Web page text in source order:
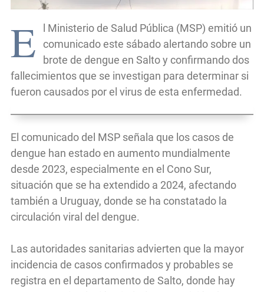
E
l Ministerio de Salud Pública (MSP) emitió un
comunicado este sábado alertando sobre un
brote de dengue en Salto y confirmando dos
fallecimientos que se investigan para determinar si
fueron causados por el virus de esta enfermedad.
El comunicado del MSP señala que los casos de
dengue han estado en aumento mundialmente
desde 2023, especialmente en el Cono Sur,
situación que se ha extendido a 2024, afectando
también a Uruguay, donde se ha constatado la
circulación viral del dengue.
Las autoridades sanitarias advierten que la mayor
incidencia de casos confirmados y probables se
registra en el departamento de Salto, donde hay